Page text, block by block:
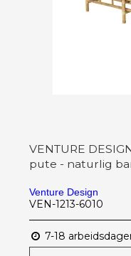
VENTURE
pute - naturlig
Venture Design
VEN-1213-6010
7-18